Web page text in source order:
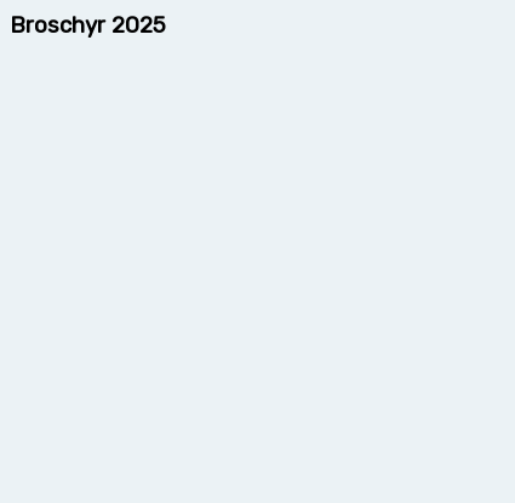
Broschyr 2025